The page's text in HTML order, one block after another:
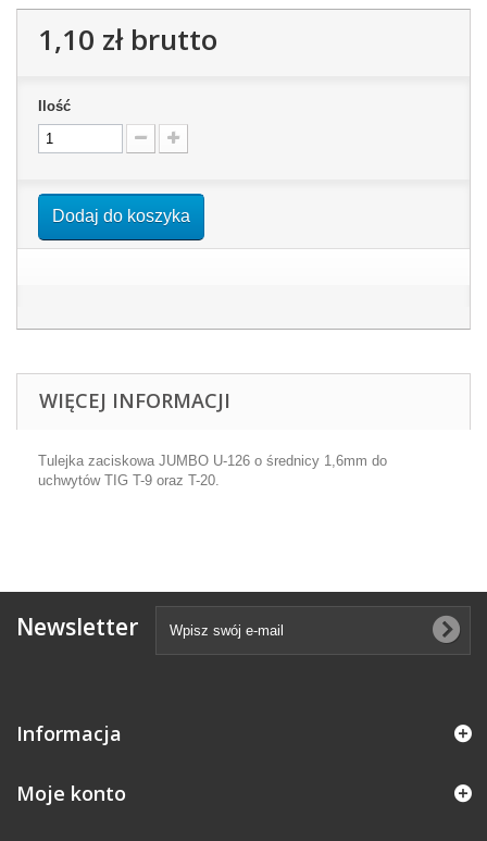
1,10 złbrutto
Ilość
Dodaj do koszyka
WIĘCEJ INFORMACJI
Tulejka zaciskowa JUMBO U-126 o średnicy 1,6mm do
uchwytów TIG T-9 oraz T-20.
Newsletter
Informacja
Moje konto